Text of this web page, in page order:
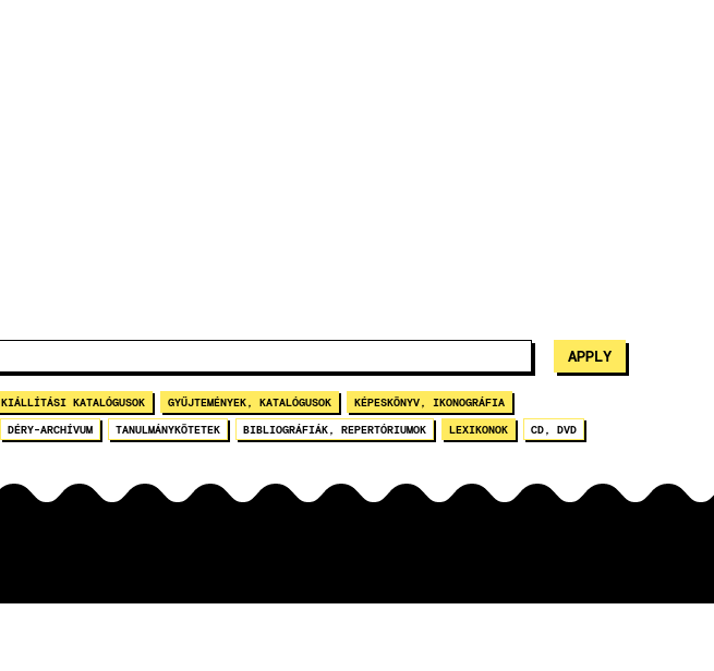
KIÁLLÍTÁSI KATALÓGUSOK GYŰJTEMÉNYEK, KATALÓGUSOK KÉPESKÖNYV, IKONOGRÁFIA
DÉRY-ARCHÍVUM TANULMÁNYKÖTETEK BIBLIOGRÁFIÁK, REPERTÓRIUMOK LEXIKONOK CD, DVD